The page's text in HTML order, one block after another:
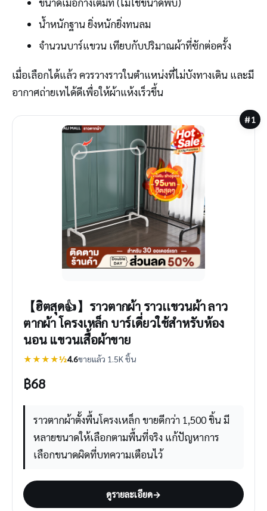
น้ำหนักฐาน ยิ่งหนักยิ่งทนลม
จำนวนบาร์แขวน เทียบกับปริมาณผ้าที่ซักต่อครั้ง
เมื่อเลือกได้แล้ว ควรวางราวในตำแหน่งที่ไม่บังทางเดิน และมี
อากาศถ่ายเทได้ดีเพื่อให้ผ้าแห้งเร็วขึ้น
#1
【ฮิตสุด👍】ราวตากผ้า ราวเเขวนผ้า ลาว
ตากผ้า โครงเหล็ก บาร์เดี่ยวใช้สำหรับห้อง
นอน แขวนเสื้อผ้าขาย
★★★★½4.6ขายแล้ว 1.5K ชิ้น
฿68
ราวตากผ้าตั้งพื้นโครงเหล็ก ขายดีกว่า 1,500 ชิ้น มี
หลายขนาดให้เลือกตามพื้นที่จริง แก้ปัญหาการ
เลือกขนาดผิดที่บทความเตือนไว้
ดูรายละเอียด→